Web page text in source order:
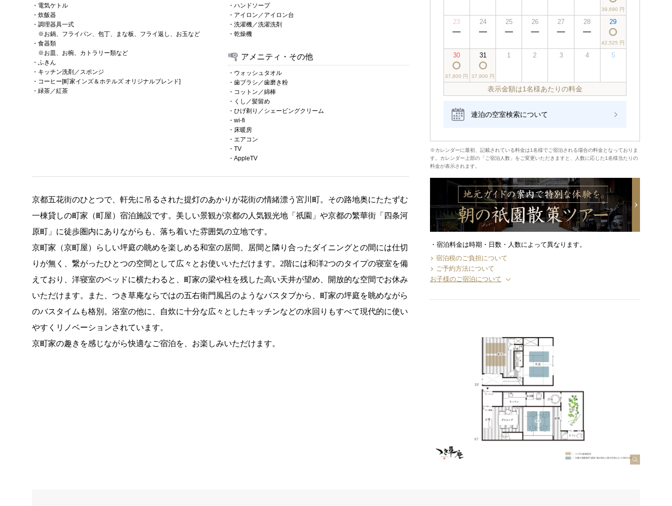
・電気ケトル
・炊飯器
・調理器具一式
※お鍋、フライパン、包丁、まな板、フライ返し、お玉など
・食器類
※お皿、お椀、カトラリー類など
・ふきん
・キッチン洗剤／スポンジ
・コーヒー[町家インズ＆ホテルズ オリジナルブレンド]
・緑茶／紅茶
・ハンドソープ
・アイロン／アイロン台
・洗濯機／洗濯洗剤
・乾燥機
アメニティ・その他
・ウォッシュタオル
・歯ブラシ／歯磨き粉
・コットン／綿棒
・くし／髪留め
・ひげ剃り／シェービングクリーム
・wi-fi
・床暖房
・エアコン
・TV
・AppleTV
京都五花街のひとつで、軒先に吊るされた提灯のあかりが花街の情緒漂う宮川町。その路地奥にたたずむ
一棟貸しの町家（町屋）宿泊施設です。美しい景観が京都の人気観光地「祇園」や京都の繁華街「四条河
原町」に徒歩圏内にありながらも、落ち着いた雰囲気の立地です。
京町家（京町屋）らしい坪庭の眺めを楽しめる和室の居間、居間と隣り合ったダイニングとの間には仕切
りが無く、繋がったひとつの空間として広々とお使いいただけます。2階には和洋2つのタイプの寝室を備
えており、洋寝室のベッドに横たわると、町家の梁や柱を残した高い天井が望め、開放的な空間でお休み
いただけます。また、つき草庵ならではの五右衛門風呂のようなバスタブから、町家の坪庭を眺めながら
のバスタイムも格別。浴室の他に、自炊に十分な広々としたキッチンなどの水回りもすべて現代的に使い
やすくリノベーションされています。
京町家の趣きを感じながら快適なご宿泊を、お楽しみいただけます。
39,690 円
23 24 25 26 27 28 29
42,525 円
30
37,800 円
31
37,800 円
1 2 3 4 5
表示金額は1名様あたりの料金
連泊の空室検索について
※カレンダーに最初、記載されている料金は1名様でご宿泊される場合の料金となっておりま
す。カレンダー上部の「ご宿泊人数」をご変更いただきますと、人数に応じた1名様当たりの
料金が表示されます。
宿泊料金は時期・日数・人数によって異なります。
宿泊税のご負担について
ご予約方法について
お子様のご宿泊について